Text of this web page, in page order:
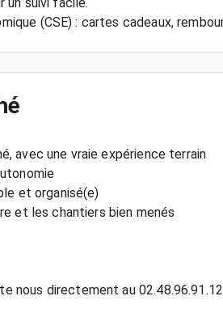
avec une vraie expérience terrain
et organisé(e)
et les chantiers bien menés
nous directement au 02.48.96.91.12